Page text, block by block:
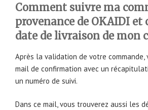
Comment suivre ma
provenance de OKAIDI
date de livraison de mon
Après la validation de votre commande,
mail de confirmation avec un
un numéro de suivi.
Dans ce mail, vous trouverez aussi les